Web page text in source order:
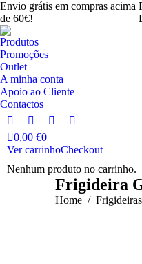
Envio grátis em compras acima
de 60€!
Produtos
Promoções
Outlet
A minha conta
Apoio ao Cliente
Contactos
Facebook
page
in
Instagram
page
in
window
YouTube
in
new
window
Linkedin
in
new
window
0,00 €0
Ver carrinhoCheckout
Nenhum produto no carrinho.
Frigideira
You are here:
Home Frigideiras